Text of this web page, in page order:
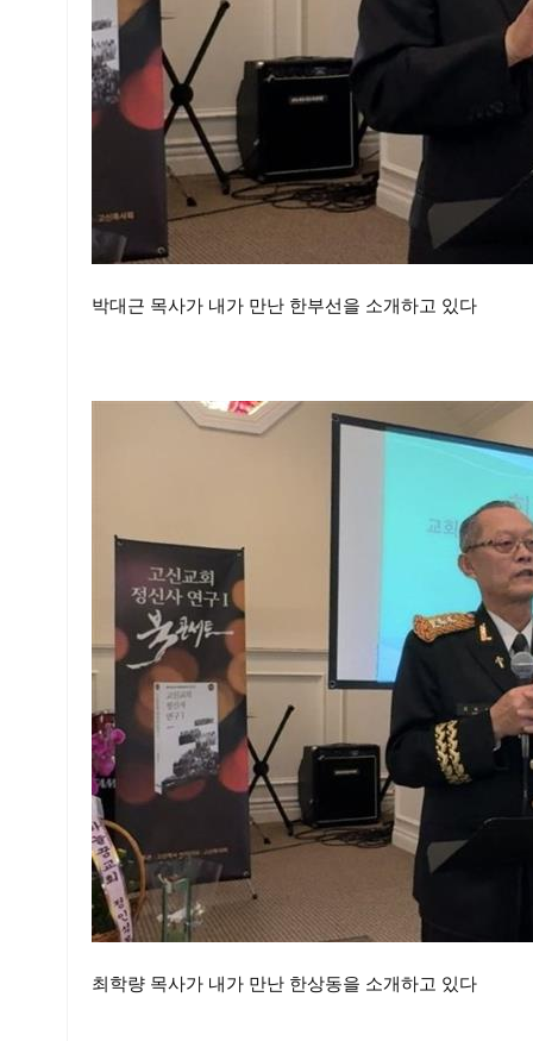
박대근 목사가 내가 만난 한부선을 소개하고 있다
최학량 목사가 내가 만난 한상동을 소개하고 있다